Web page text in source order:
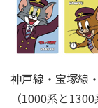
神戸線・宝塚線
（1000系と